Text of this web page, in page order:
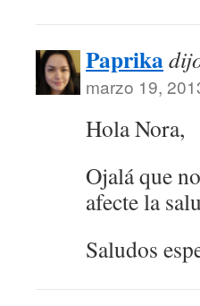
Paprika
marzo 19,
Hola Nora,
Ojalá que
afecte la
Saludos